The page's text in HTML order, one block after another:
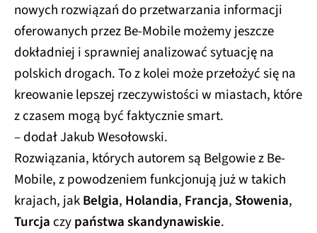
nowych rozwiązań do przetwarzania informacji
oferowanych przez Be-Mobile możemy jeszcze
dokładniej i sprawniej analizować sytuację na
polskich drogach. To z kolei może przełożyć się na
kreowanie lepszej rzeczywistości w miastach, które
z czasem mogą być faktycznie smart.
– dodał Jakub Wesołowski.
Rozwiązania, których autorem są Belgowie z Be-
Mobile, z powodzeniem funkcjonują już w takich
krajach, jakBelgia, Holandia, Francja, Słowenia,
Turcjaczypaństwa skandynawiskie.